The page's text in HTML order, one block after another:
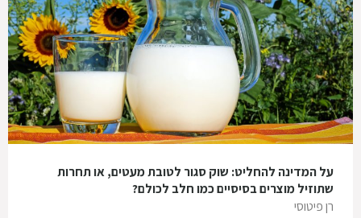
על המדינה להחליט: שוק סגור לטובת מעטים, או תחרות
שתוזיל מוצרים בסיסיים כמו חלב לכולם?
רן פיטוסי